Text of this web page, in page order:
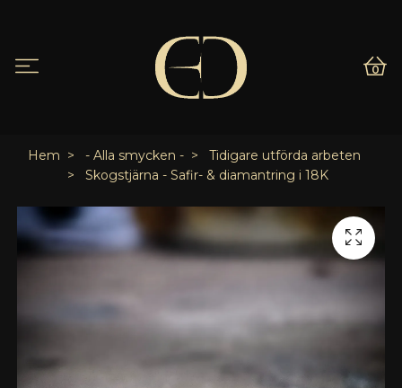
0
Hem - Alla smycken -
Tidigare utförda arbeten
Skogstjärna - Safir- & diamantring i 18K